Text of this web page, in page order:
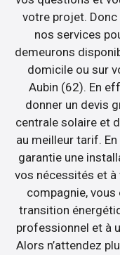
votre projet.
nos services
demeurons
domicile ou sur
Aubin (62). En
donner un devis
centrale solaire et
au meilleur tarif.
garantie une
vos nécessités et
compagnie, vous
transition
professionnel et à
Alors n’attendez